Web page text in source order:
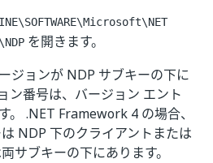
を開きます。
ジョンが NDP サブキーの下に
ン番号は、バージョン エント
。 .NET Framework 4 の場合、
NDP 下のクライアントまたは
サブキーの下にあります。